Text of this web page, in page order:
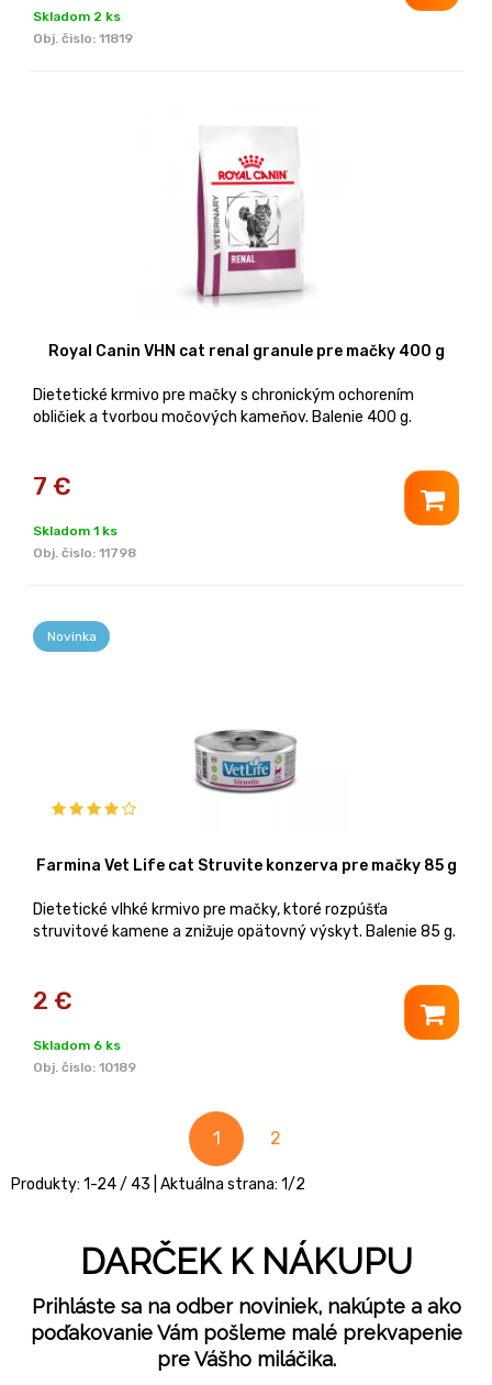
Skladom 2 ks
Obj. čislo: 11819
Royal Canin VHN cat renal granule pre mačky 400 g
Dietetické krmivo pre mačky s chronickým ochorením
obličiek a tvorbou močových kameňov. Balenie 400 g.
7 €
Skladom 1 ks
Obj. čislo: 11798
Novinka
Farmina Vet Life cat Struvite konzerva pre mačky 85 g
Dietetické vlhké krmivo pre mačky, ktoré rozpúšťa
struvitové kamene a znižuje opätovný výskyt. Balenie 85 g.
2 €
Skladom 6 ks
Obj. čislo: 10189
1 2
Produkty: 1-24/ 43 | Aktuálna strana: 1/2
DARČEK K NÁKUPU
Prihláste sa na odber noviniek, nakúpte a ako
poďakovanie Vám pošleme malé prekvapenie
pre Vášho miláčika.